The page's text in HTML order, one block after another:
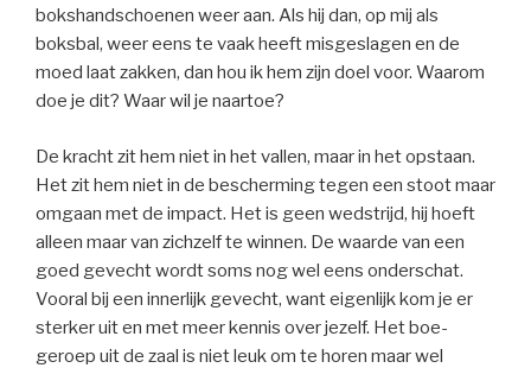
bokshandschoenen weer aan. Als hij dan, op mij als
boksbal, weer eens te vaak heeft misgeslagen en de
moed laat zakken, dan hou ik hem zijn doel voor. Waarom
doe je dit? Waar wil je naartoe?
De kracht zit hem niet in het vallen, maar in het opstaan.
Het zit hem niet in de bescherming tegen een stoot maar
omgaan met de impact. Het is geen wedstrijd, hij hoeft
alleen maar van zichzelf te winnen. De waarde van een
goed gevecht wordt soms nog wel eens onderschat.
Vooral bij een innerlijk gevecht, want eigenlijk kom je er
sterker uit en met meer kennis over jezelf. Het boe-
geroep uit de zaal is niet leuk om te horen maar wel